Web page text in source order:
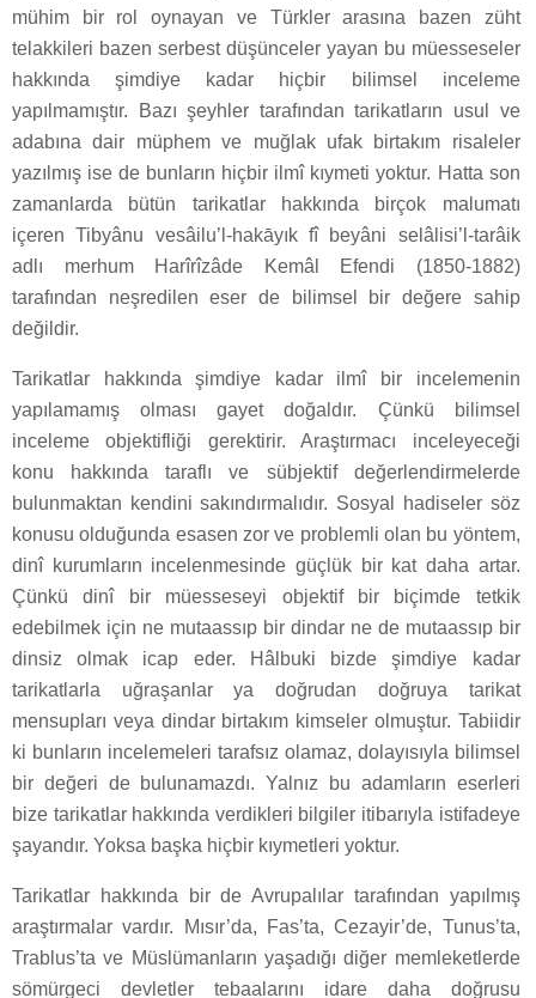
mühim bir rol oynayan ve Türkler arasına bazen züht
telakkileri bazen serbest düşünceler yayan bu müesseseler
hakkında şimdiye kadar hiçbir bilimsel inceleme
yapılmamıştır. Bazı şeyhler tarafından tarikatların usul ve
adabına dair müphem ve muğlak ufak birtakım risaleler
yazılmış ise de bunların hiçbir ilmî kıymeti yoktur. Hatta son
zamanlarda bütün tarikatlar hakkında birçok malumatı
içeren Tibyânu vesâilu’l-hakāyık fî beyâni selâlisi’l-tarâik
adlı merhum Harîrîzâde Kemâl Efendi (1850-1882)
tarafından neşredilen eser de bilimsel bir değere sahip
değildir.
Tarikatlar hakkında şimdiye kadar ilmî bir incelemenin
yapılamamış olması gayet doğaldır. Çünkü bilimsel
inceleme objektifliği gerektirir. Araştırmacı inceleyeceği
konu hakkında taraflı ve sübjektif değerlendirmelerde
bulunmaktan kendini sakındırmalıdır. Sosyal hadiseler söz
konusu olduğunda esasen zor ve problemli olan bu yöntem,
dinî kurumların incelenmesinde güçlük bir kat daha artar.
Çünkü dinî bir müesseseyi objektif bir biçimde tetkik
edebilmek için ne mutaassıp bir dindar ne de mutaassıp bir
dinsiz olmak icap eder. Hâlbuki bizde şimdiye kadar
tarikatlarla uğraşanlar ya doğrudan doğruya tarikat
mensupları veya dindar birtakım kimseler olmuştur. Tabiidir
ki bunların incelemeleri tarafsız olamaz, dolayısıyla bilimsel
bir değeri de bulunamazdı. Yalnız bu adamların eserleri
bize tarikatlar hakkında verdikleri bilgiler itibarıyla istifadeye
şayandır. Yoksa başka hiçbir kıymetleri yoktur.
Tarikatlar hakkında bir de Avrupalılar tarafından yapılmış
araştırmalar vardır. Mısır’da, Fas’ta, Cezayir’de, Tunus’ta,
Trablus’ta ve Müslümanların yaşadığı diğer memleketlerde
sömürgeci devletler tebaalarını idare daha doğrusu